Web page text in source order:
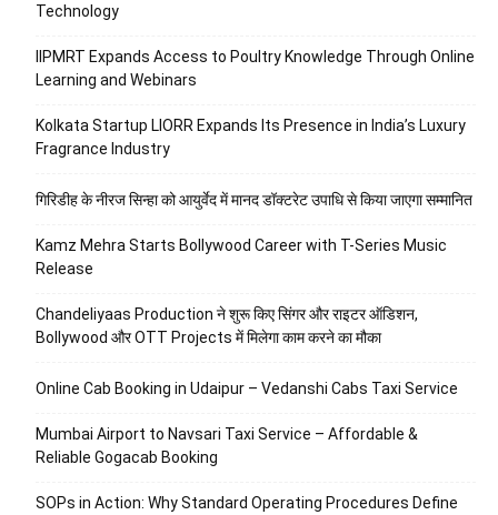
Technology
IIPMRT Expands Access to Poultry Knowledge Through Online
Learning and Webinars
Kolkata Startup LIORR Expands Its Presence in India’s Luxury
Fragrance Industry
गिरिडीह के नीरज सिन्हा को आयुर्वेद में मानद डॉक्टरेट उपाधि से किया जाएगा सम्मानित
Kamz Mehra Starts Bollywood Career with T-Series Music
Release
Chandeliyaas Production ने शुरू किए सिंगर और राइटर ऑडिशन,
Bollywood और OTT Projects में मिलेगा काम करने का मौका
Online Cab Booking in Udaipur – Vedanshi Cabs Taxi Service
Mumbai Airport to Navsari Taxi Service – Affordable &
Reliable Gogacab Booking
SOPs in Action: Why Standard Operating Procedures Define